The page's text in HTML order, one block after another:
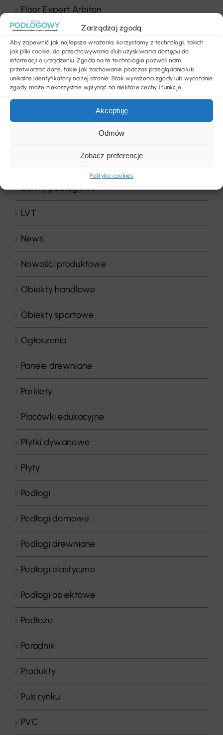
Zarządzaj zgodą
Aby zapewnić jak najlepsze wrażenia, korzystamy z technologii, takich
jak pliki cookie, do przechowywania i/lub uzyskiwania dostępu do
informacji o urządzeniu. Zgoda na te technologie pozwoli nam
przetwarzać dane, takie jak zachowanie podczas przeglądania lub
unikalne identyfikatory na tej stronie. Brak wyrażenia zgody lub wycofanie
zgody może niekorzystnie wpłynąć na niektóre cechy i funkcje.
Akceptuję
Odmów
Zobacz preferencje
Polityka cookies
Floor Expert Arbiton
Gastronomia
Hotele & wellness
Inspiracje
Listwy podłogowe
LVT
News
Nowości produktowe
Obiekty handlowe
Obiekty sportowe
Ogłoszenia
Panele drewniane
Parkiety
Placówki edukacyjne
Płytki dywanowe
Płyty
Podłogi
Podłogi domowe
Podłogi drewniane
Podłogi elastyczne
Podłogi obiektowe
Podłoże
Poradnik
Produkty
Puls rynku
PVC